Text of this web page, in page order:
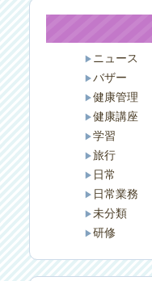
ニュース
バザー
健康管理
健康講座
学習
旅行
日常
日常業務
未分類
研修